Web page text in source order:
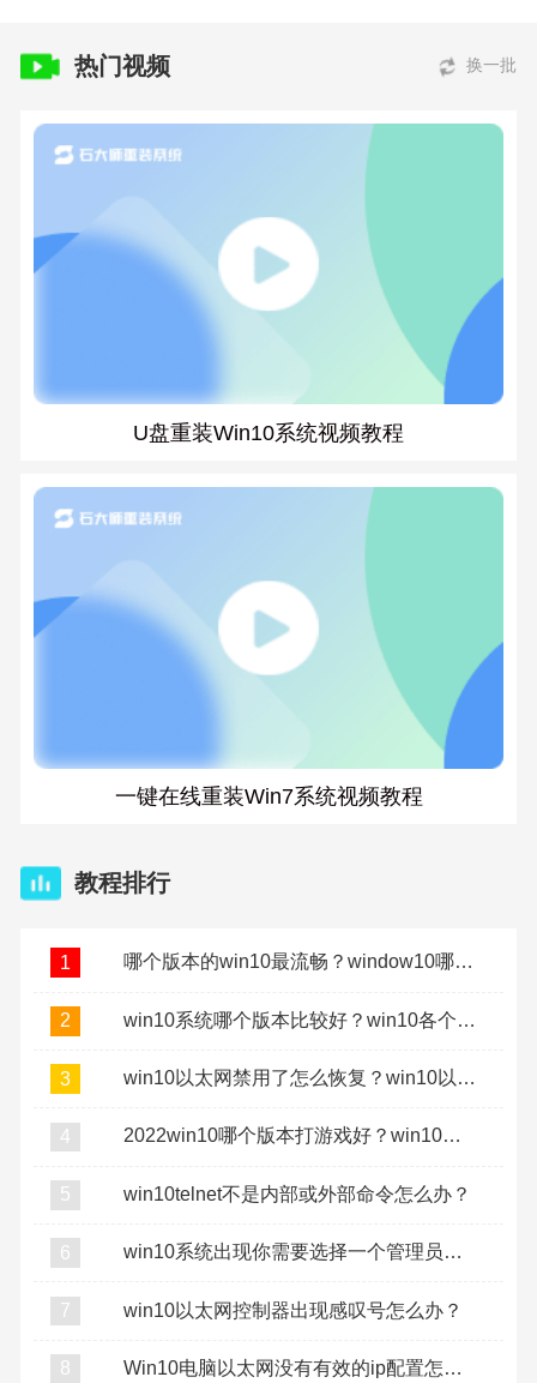
热门视频 换一批
U盘重装Win10系统视频教程
一键在线重装Win7系统视频教程
教程排行
1 哪个版本的win10最流畅？window10哪个版本最流畅稳定？
2 win10系统哪个版本比较好？win10各个版本的区别介绍
3 win10以太网禁用了怎么恢复？win10以太网禁用了怎么打开
4 2022win10哪个版本打游戏好？win10打游戏用哪个版本？
5 win10telnet不是内部或外部命令怎么办？
6 win10系统出现你需要选择一个管理员组账号登录怎么办
7 win10以太网控制器出现感叹号怎么办？
8 Win10电脑以太网没有有效的ip配置怎么解决？